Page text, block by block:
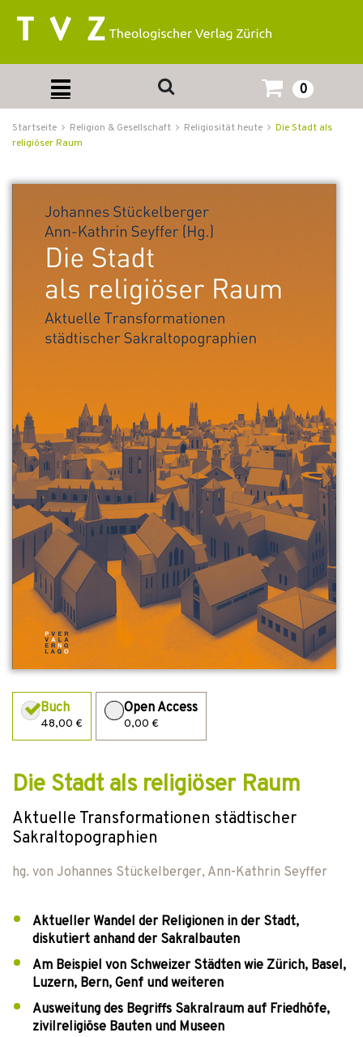
0
Startseite Religion & Gesellschaft Religiosität heute
Die Stadt als
religiöser Raum
Buch
48,00 €
Open Access
0,00 €
Die Stadt als religiöser Raum
Aktuelle Transformationen städtischer
Sakraltopographien
hg. von Johannes Stückelberger, Ann-Kathrin Seyffer
Aktueller Wandel der Religionen in der Stadt,
diskutiert anhand der Sakralbauten
Am Beispiel von Schweizer Städten wie Zürich, Basel,
Luzern, Bern, Genf und weiteren
Ausweitung des Begriffs Sakralraum auf Friedhöfe,
zivilreligiöse Bauten und Museen